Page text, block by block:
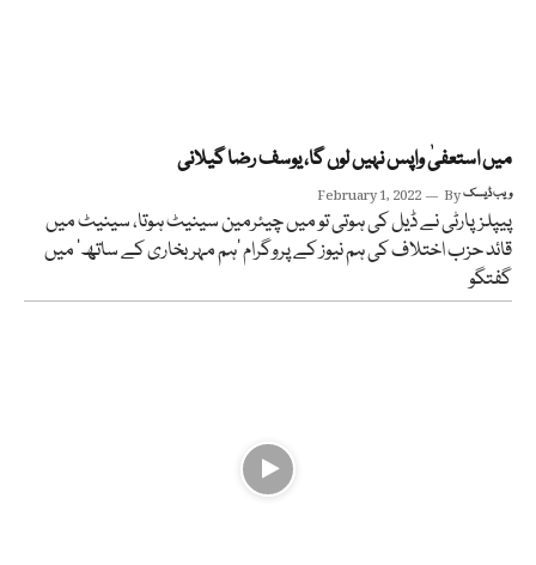
میں استعفیٰ واپس نہیں لوں گا، یوسف رضا گیلانی
February 1, 2022 Byویب ڈیسک
پیپلزپارٹی نے ڈیل کی ہوتی تو میں چیئرمین سینیٹ ہوتا، سینیٹ میں
قائد حزب اختلاف کی ہم نیوز کے پروگرام ’ہم مہر بخاری کے ساتھ‘ میں
گفتگو